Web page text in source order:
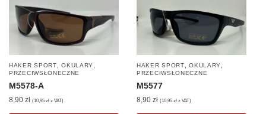
HAKER SPORT ,OKULARY
PRZECIWSŁONECZNE
M5578-A
8,90 zł (10,95 zł z VAT)
HAKER SPORT ,OKULARY
PRZECIWSŁONECZNE
M5577
8,90zł (10,95zł z VAT)